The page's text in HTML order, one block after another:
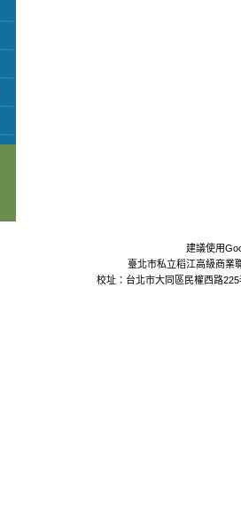
建議使用
臺北市私立稻江高級商業
校址：台北市大同區民權西路